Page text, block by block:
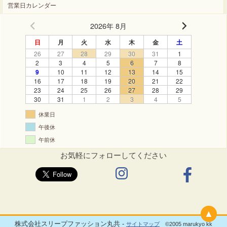
営業日カレンダー
2026年 8月
日 月 火 水 木 金 土
26 27 28 29 30 31
1
2
3 4 5 6 7 8
9 10 11 12 13 14
15
16
17 18 19 20 21
22
23
24 25 26 27 28
29
30
31 1 2 3 4 5
休業日
午後休
午前休
お気軽にフォローしてください
株式会社スリープファッション丸共 - サイトマップ©2005 marukyo kk
▲